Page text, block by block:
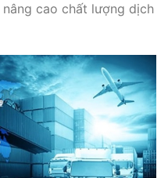
cao chất lượng dịch